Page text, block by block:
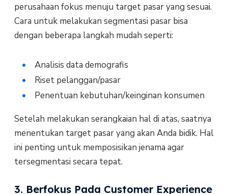
perusahaan fokus menuju target pasar yang sesuai.
Cara untuk melakukan segmentasi pasar bisa
dengan beberapa langkah mudah seperti:
Analisis data demografis
Riset pelanggan/pasar
Penentuan kebutuhan/keinginan konsumen
Setelah melakukan serangkaian hal di atas, saatnya
menentukan target pasar yang akan Anda bidik. Hal
ini penting untuk memposisikan jenama agar
tersegmentasi secara tepat.
3. Berfokus Pada Customer Experience